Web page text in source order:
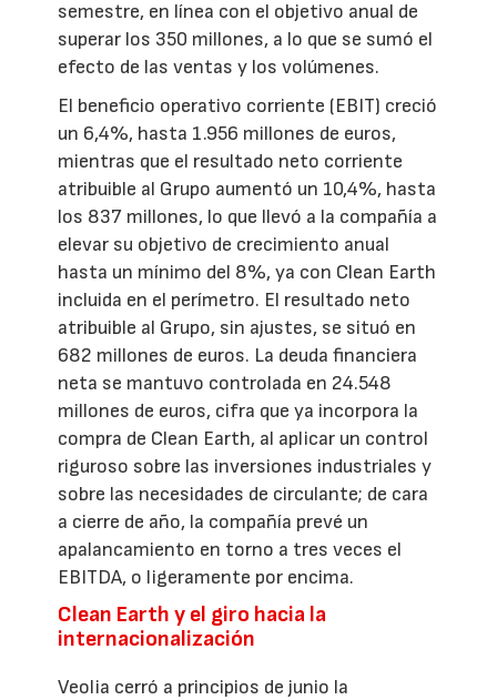
semestre, en línea con el objetivo anual de
superar los 350 millones, a lo que se sumó el
efecto de las ventas y los volúmenes.
El beneficio operativo corriente (EBIT) creció
un 6,4%, hasta 1.956 millones de euros,
mientras que el resultado neto corriente
atribuible al Grupo aumentó un 10,4%, hasta
los 837 millones, lo que llevó a la compañía a
elevar su objetivo de crecimiento anual
hasta un mínimo del 8%, ya con Clean Earth
incluida en el perímetro. El resultado neto
atribuible al Grupo, sin ajustes, se situó en
682 millones de euros. La deuda financiera
neta se mantuvo controlada en 24.548
millones de euros, cifra que ya incorpora la
compra de Clean Earth, al aplicar un control
riguroso sobre las inversiones industriales y
sobre las necesidades de circulante; de cara
a cierre de año, la compañía prevé un
apalancamiento en torno a tres veces el
EBITDA, o ligeramente por encima.
Clean Earth y el giro hacia la
internacionalización
Veolia cerró a principios de junio la